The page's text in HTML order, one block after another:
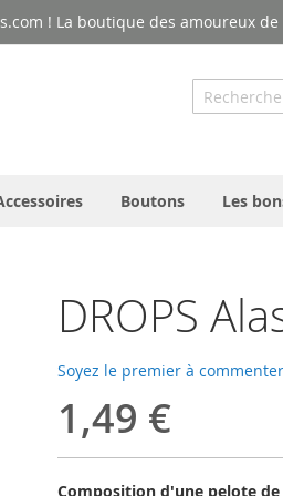
! La boutique des amoureux
Rechercher
Boutons Les
DROPS
Soyez le premier à
1,49 €
Composition d'une pelote de